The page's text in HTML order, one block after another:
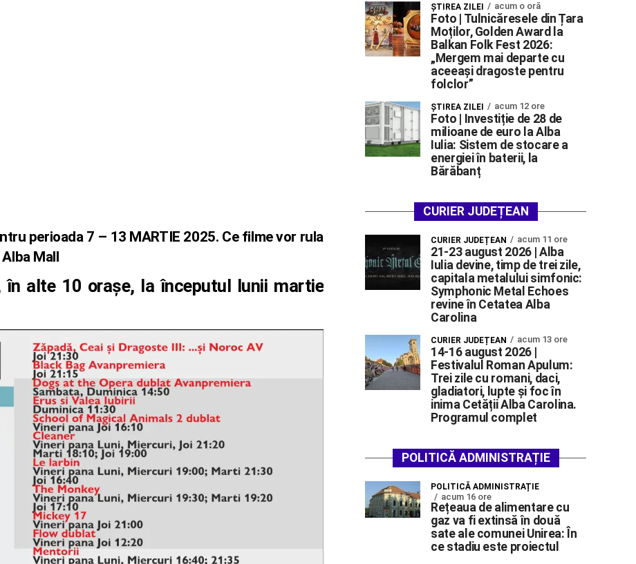
perioada 7 – 13 MARTIE 2025. Ce filme vor rula
Mall
în alte 10 orașe, la începutul lunii martie
ŞTIREA ZILEI acum o oră
Foto | Tulnicăresele din Țara
Moților, Golden Award la
Balkan Folk Fest 2026:
„Mergem mai departe cu
aceeași dragoste pentru
folclor”
ŞTIREA ZILEI acum 12 ore
Foto | Investiție de 28 de
milioane de euro la Alba
Iulia: Sistem de stocare a
energiei în baterii, la
Bărăbanț
CURIER JUDEȚEAN
CURIER JUDEȚEAN acum 11 ore
21-23 august 2026 | Alba
Iulia devine, timp de trei zile,
capitala metalului simfonic:
Symphonic Metal Echoes
revine în Cetatea Alba
Carolina
CURIER JUDEȚEAN acum 13 ore
14-16 august 2026 |
Festivalul Roman Apulum:
Trei zile cu romani, daci,
gladiatori, lupte și foc în
inima Cetății Alba Carolina.
Programul complet
POLITICĂ ADMINISTRAȚIE
POLITICĂ ADMINISTRAȚIE
acum 16 ore
Rețeaua de alimentare cu
gaz va fi extinsă în două
sate ale comunei Unirea: În
ce stadiu este proiectul